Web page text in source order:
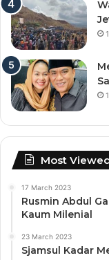
Most
17 March 2023
Rusmin Abdul
Kaum Milenial
23 March 2023
Sjamsul Kadar